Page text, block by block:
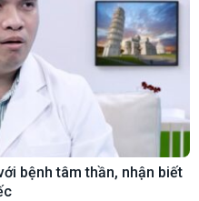
bệnh tâm thần, nhận biết